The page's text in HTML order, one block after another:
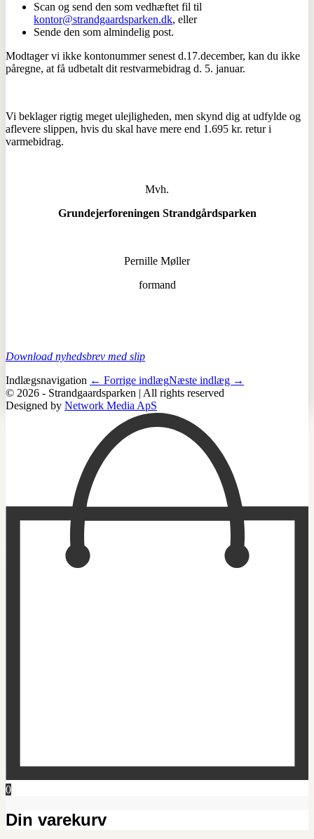
Scan og send den som vedhæftet fil til
kontor@strandgaardsparken.dk, eller
Sende den som almindelig post.
Modtager vi ikke kontonummer senest d.17.december, kan du ikke
påregne, at få udbetalt dit restvarmebidrag d. 5. januar.
Vi beklager rigtig meget ulejligheden, men skynd dig at udfylde og
aflevere slippen, hvis du skal have mere end 1.695 kr. retur i
varmebidrag.
Mvh.
Grundejerforeningen Strandgårdsparken
Pernille Møller
formand
Download nyhedsbrev med slip
Indlægsnavigation ← Forrige indlægNæste indlæg →
© 2026 - Strandgaardsparken | All rights reserved
Designed by Network Media ApS
0
Din varekurv